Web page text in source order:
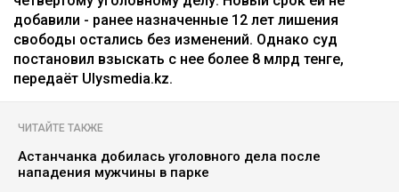
добавили - ранее назначенные 12 лет лишения
свободы остались без изменений. Однако суд
постановил взыскать с нее более 8 млрд тенге,
передаёт Ulysmedia.kz.
ЧИТАЙТЕ ТАКЖЕ
Астанчанка добилась уголовного дела после
нападения мужчины в парке